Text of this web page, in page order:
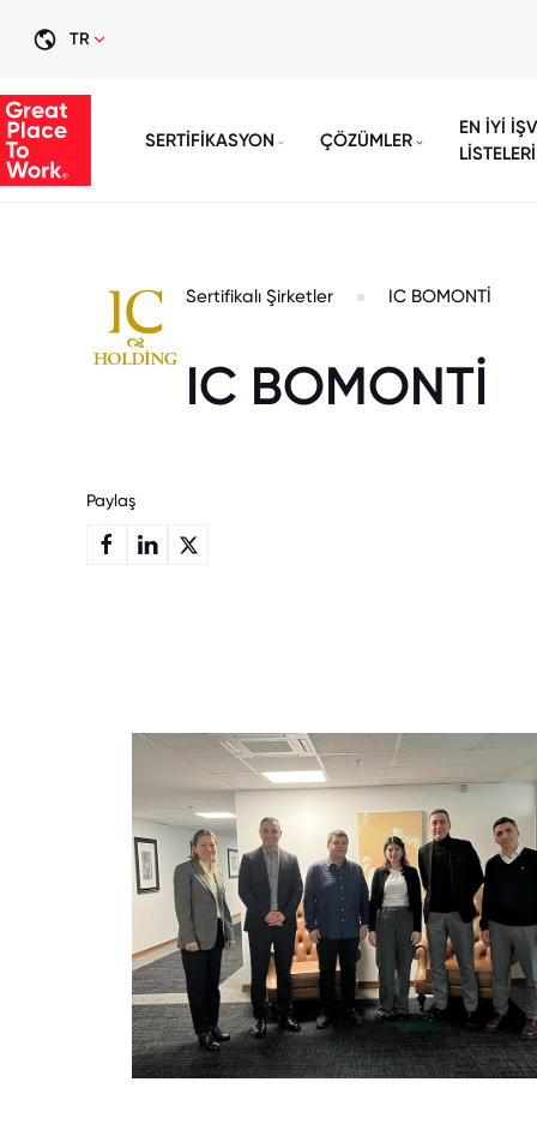
TR
SERTİFİKASYON ÇÖZÜMLER
EN İYİ
LİSTELERİ
Sertifikalı Şirketler IC BOMONTİ
IC BOMONTİ
Paylaş